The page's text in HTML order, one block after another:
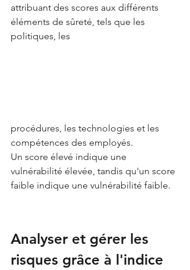
attribuant des scores aux différents
éléments de sûreté, tels que les
politiques, les
procédures, les technologies et les
compétences des employés.
Un score élevé indique une
vulnérabilité élevée, tandis qu'un score
faible indique une vulnérabilité faible.
Analyser et gérer les
risques grâce à l'indice